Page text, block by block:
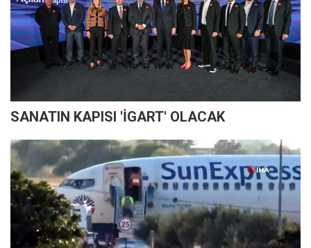
SANATIN KAPISI 'İGART' OLACAK